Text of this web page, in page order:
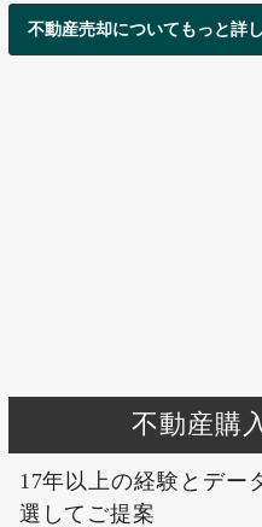
不動産売却についてもっと詳
不動産購
17年以上の経験とデー
選してご提案